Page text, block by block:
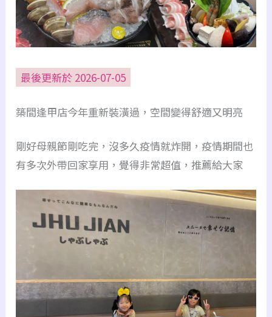
最後更新於 2026-07-05
築間逢甲店今年重新裝潢過，空間變得舒適又明亮
剛好母親節剛吃完，沒多久疫情就炸開，疫情期間也
有多次外帶回家享用，覺得非常超值，推薦給大家